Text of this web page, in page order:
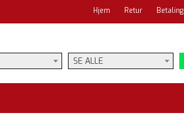
Hjem Retur Betaling
SE ALLE